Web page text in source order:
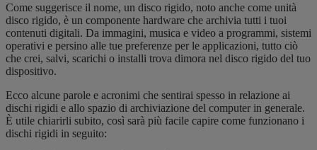
Come suggerisce il nome, un disco rigido, noto anche come unità
disco rigido, è un componente hardware che archivia tutti i tuoi
contenuti digitali. Da immagini, musica e video a programmi, sistemi
operativi e persino alle tue preferenze per le applicazioni, tutto ciò
che crei, salvi, scarichi o installi trova dimora nel disco rigido del tuo
dispositivo.
Ecco alcune parole e acronimi che sentirai spesso in relazione ai
dischi rigidi e allo spazio di archiviazione del computer in generale.
È utile chiarirli subito, così sarà più facile capire come funzionano i
dischi rigidi in seguito: